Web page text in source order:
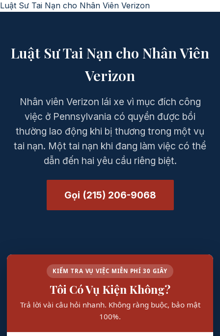
Luật Sư Tai Nạn cho Nhân Viên Verizon
Luật Sư Tai Nạn cho Nhân Viên
Verizon
Nhân viên Verizon lái xe vì mục đích công
việc ở Pennsylvania có quyền được bồi
thường lao động khi bị thương trong một vụ
tai nạn. Một tai nạn khi đang làm việc có thể
dẫn đến hai yêu cầu riêng biệt.
Gọi (215) 206-9068
KIỂM TRA VỤ VIỆC MIỄN PHÍ 30 GIÂY
Tôi Có Vụ Kiện Không?
Trả lời vài câu hỏi nhanh. Không ràng buộc, bảo mật
100%.